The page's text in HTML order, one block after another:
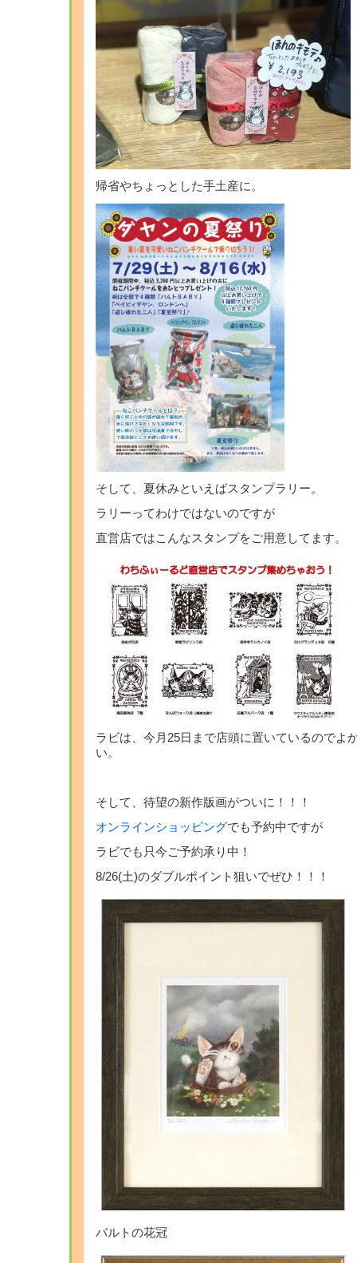
帰省やちょっとした手土産に。
そして、夏休みといえばスタンプラリー。
ラリーってわけではないのですが
直営店ではこんなスタンプをご用意してます。
ラビは、今月25日まで店頭に置いているのでよ
い。
そして、待望の新作版画がついに！！！
オンラインショッピングでも予約中ですが
ラビでも只今ご予約承り中！
8/26(土)のダブルポイント狙いでぜひ！！！
バルトの花冠